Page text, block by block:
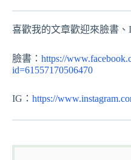
喜歡我的文章歡迎來臉書
臉書： https://
id=61557170506470
IG： https://